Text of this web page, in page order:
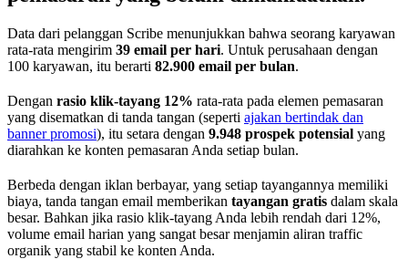
Data dari pelanggan Scribe menunjukkan bahwa seorang karyawan
rata-rata mengirim 39 email per hari. Untuk perusahaan dengan
100 karyawan, itu berarti 82.900 email per bulan.
Dengan rasio klik-tayang 12% rata-rata pada elemen pemasaran
yang disematkan di tanda tangan (seperti ajakan bertindak dan
banner promosi), itu setara dengan 9.948 prospek potensial yang
diarahkan ke konten pemasaran Anda setiap bulan.
Berbeda dengan iklan berbayar, yang setiap tayangannya memiliki
biaya, tanda tangan email memberikan tayangan gratis dalam skala
besar. Bahkan jika rasio klik-tayang Anda lebih rendah dari 12%,
volume email harian yang sangat besar menjamin aliran traffic
organik yang stabil ke konten Anda.